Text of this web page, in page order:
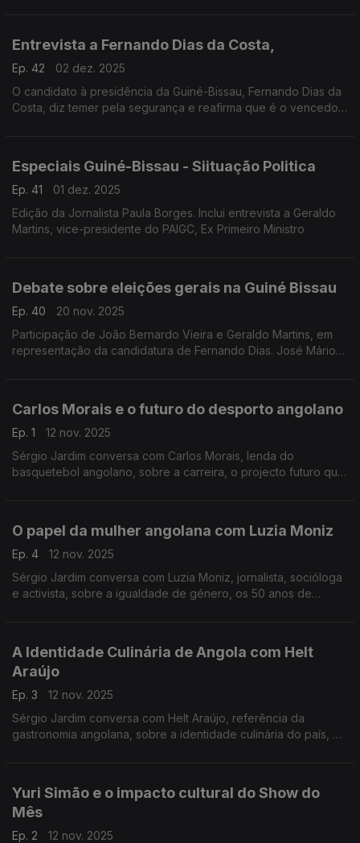
Entrevista a Fernando Dias da Costa,
Ep. 42
02 dez. 2025
O candidato à presidência da Guiné-Bissau, Fernando Dias da
Costa, diz temer pela segurança e reafirma que é o vencedor
Especiais Guiné-Bissau - Siituação Politica
Ep. 41
01 dez. 2025
Edição da Jornalista Paula Borges. Inclui entrevista a Geraldo
Martins, vice-presidente do PAIGC, Ex Primeiro Ministro
Debate sobre eleições gerais na Guiné Bissau
Ep. 40
20 nov. 2025
Participação de João Bernardo Vieira e Geraldo Martins, em
representação da candidatura de Fernando Dias. José Mário
Carlos Morais e o futuro do desporto angolano
Ep. 1
12 nov. 2025
Sérgio Jardim conversa com Carlos Morais, lenda do
basquetebol angolano, sobre a carreira, o projecto futuro que
O papel da mulher angolana com Luzia Moniz
Ep. 4
12 nov. 2025
Sérgio Jardim conversa com Luzia Moniz, jornalista, socióloga
e activista, sobre a igualdade de género, os 50 anos de
A Identidade Culinária de Angola com Helt
Araújo
Ep. 3
12 nov. 2025
Sérgio Jardim conversa com Helt Araújo, referência da
gastronomia angolana, sobre a identidade culinária do país, o
Yuri Simão e o impacto cultural do Show do
Mês
Ep. 2
12 nov. 2025